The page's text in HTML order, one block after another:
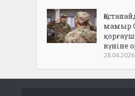
мамыр
күніне